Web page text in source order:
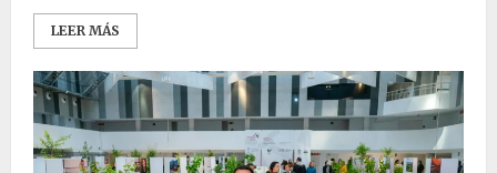
LEER MÁS